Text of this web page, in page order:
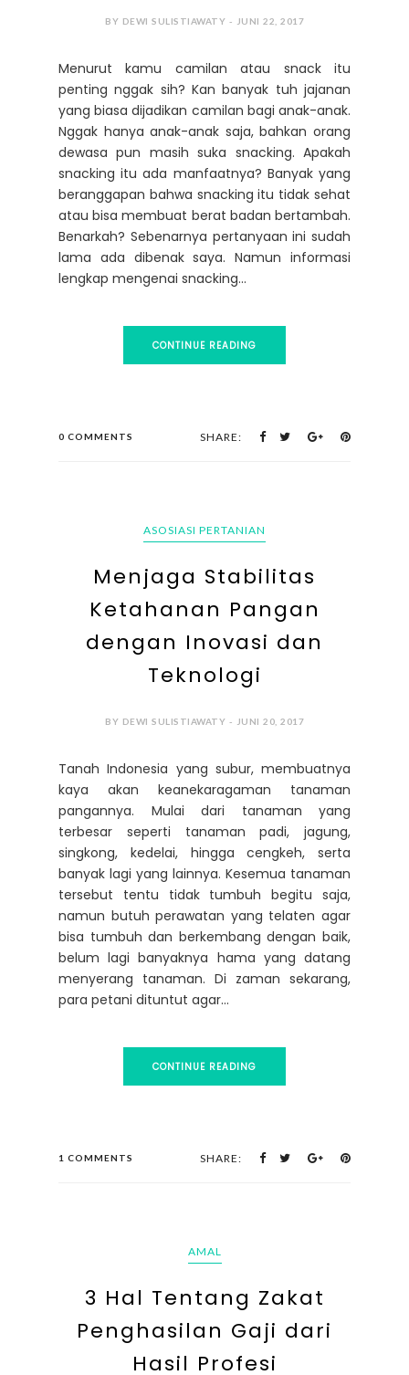
BY DEWI SULISTIAWATY - JUNI 22, 2017
Menurut kamu camilan atau snack itu
penting nggak sih? Kan banyak tuh jajanan
yang biasa dijadikan camilan bagi anak-anak.
Nggak hanya anak-anak saja, bahkan orang
dewasa pun masih suka snacking. Apakah
snacking itu ada manfaatnya? Banyak yang
beranggapan bahwa snacking itu tidak sehat
atau bisa membuat berat badan bertambah.
Benarkah? Sebenarnya pertanyaan ini sudah
lama ada dibenak saya. Namun informasi
lengkap mengenai snacking...
CONTINUE READING
0 COMMENTS SHARE:
ASOSIASI PERTANIAN
Menjaga Stabilitas
Ketahanan Pangan
dengan Inovasi dan
Teknologi
BY DEWI SULISTIAWATY - JUNI 20, 2017
Tanah Indonesia yang subur, membuatnya
kaya akan keanekaragaman tanaman
pangannya. Mulai dari tanaman yang
terbesar seperti tanaman padi, jagung,
singkong, kedelai, hingga cengkeh, serta
banyak lagi yang lainnya. Kesemua tanaman
tersebut tentu tidak tumbuh begitu saja,
namun butuh perawatan yang telaten agar
bisa tumbuh dan berkembang dengan baik,
belum lagi banyaknya hama yang datang
menyerang tanaman. Di zaman sekarang,
para petani dituntut agar...
CONTINUE READING
1 COMMENTS SHARE:
AMAL
3 Hal Tentang Zakat
Penghasilan Gaji dari
Hasil Profesi